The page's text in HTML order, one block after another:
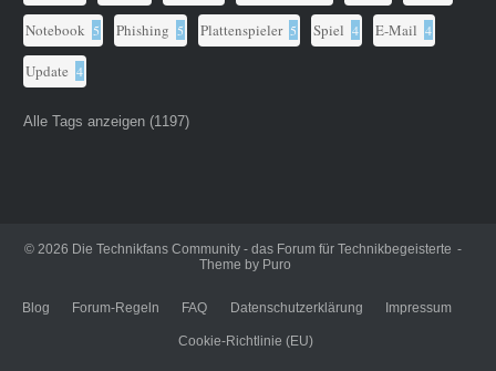
Notebook 5 Phishing 5 Plattenspieler 5 Spiel 4 E-Mail 4
Update 4
Alle Tags anzeigen (1197)
© 2026 Die Technikfans Community - das Forum für Technikbegeisterte
Theme by Puro
Blog Forum-Regeln FAQ Datenschutzerklärung Impressum
Cookie-Richtlinie (EU)